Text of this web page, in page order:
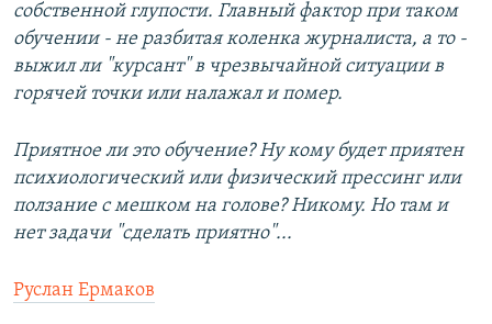
собственной глупости. Главный фактор при таком
обучении - не разбитая коленка журналиста, а то -
выжил ли "курсант" в чрезвычайной ситуации в
горячей точки или налажал и помер.
Приятное ли это обучение? Ну кому будет приятен
психиологический или физический прессинг или
ползание с мешком на голове? Никому. Но там и
нет задачи "сделать приятно"...
Руслан Ермаков